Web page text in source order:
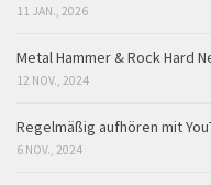
11 JAN., 2026
Metal Hammer & Rock Hard
12 NOV., 2024
Regelmäßig aufhören mit
6 NOV., 2024